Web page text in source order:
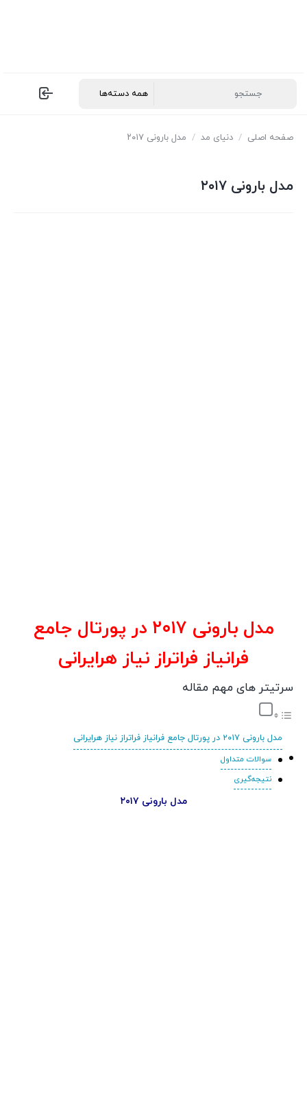
صفحه اصلی / دنیای مد / مدل بارونی ۲۰۱۷
مدل بارونی ۲۰۱۷
مدل بارونی ۲۰۱۷ در پورتال جامع
فرانیاز فراتراز نیاز هرایرانی
سرتیتر های مهم مقاله
مدل بارونی ۲۰۱۷ در پورتال جامع فرانیاز فراتراز نیاز هرایرانی
سوالات متداول
نتیجه‌گیری
مدل بارونی ۲۰۱۷